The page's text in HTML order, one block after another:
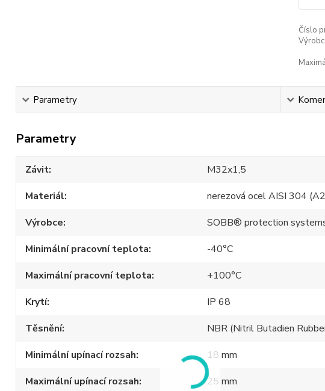
Číslo
Parametry
Parametry
Závit
M32x1,5
Materiál
nerezová ocel AISI 304
Výrobce
SOBB® protection
Minimální pracovní teplota
-40°C
Maximální pracovní teplota
+100°C
Krytí
IP 68
Těsnění
NBR (Nitril Butadien
Minimální upínací rozsah
18 mm
Maximální upínací rozsah
25 mm